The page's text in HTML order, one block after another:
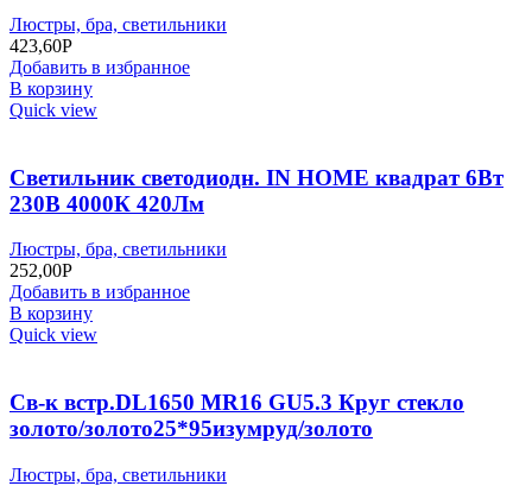
Люстры, бра, светильники
423,60Р
Добавить в избранное
В корзину
Quick view
Светильник светодиодн. IN HOME квадрат 6Вт
230В 4000К 420Лм
Люстры, бра, светильники
252,00Р
Добавить в избранное
В корзину
Quick view
Св-к встр.DL1650 МR16 GU5.3 Круг стекло
золото/золото25*95изумруд/золото
Люстры, бра, светильники